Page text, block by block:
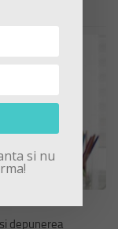
depunerea
si nu